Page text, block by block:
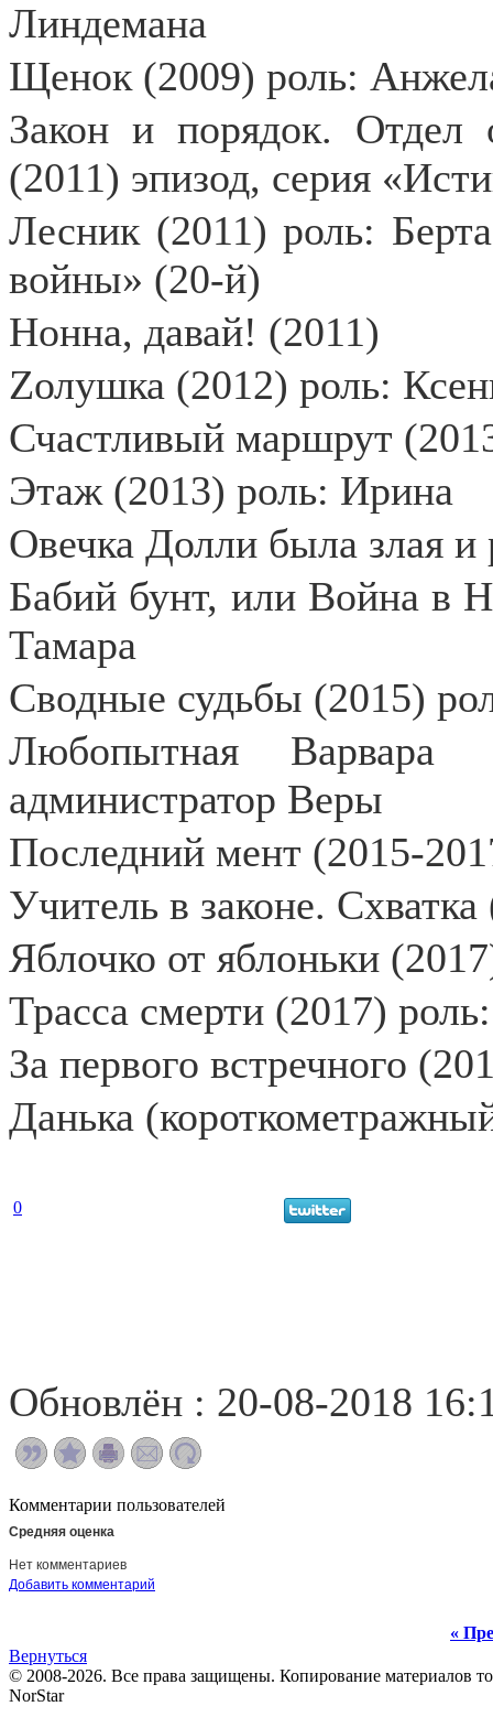
Линдемана
Щенок (2009) роль:
Закон и порядок. Отдел
(2011) эпизод, серия
Лесник (2011) роль:
войны» (20-й)
Нонна, давай! (2011)
Zолушка (2012) роль:
Счастливый маршрут
Этаж (2013) роль: Ирина
Овечка Долли была злая
Бабий бунт, или Война в
Тамара
Сводные судьбы (2015)
Любопытная Варвара
администратор Веры
Последний мент (2015-
Учитель в законе.
Яблочко от яблоньки
Трасса смерти (2017)
За первого встречного
Данька
0
Обновлён : 20-08-2018
Комментарии пользователей
Средняя оценка
Нет комментариев
Добавить комментарий
«
Вернуться
© 2008-2026. Все права защищены. Копирование материалов
NorStar